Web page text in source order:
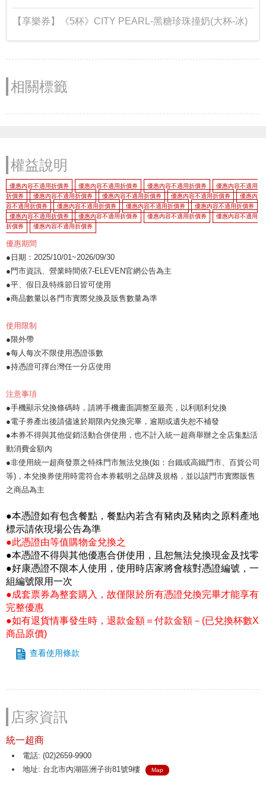
【享樂券】《5杯》CITY PEARL-黑糖珍珠撞奶(大杯-冰)
相關標籤
權益說明
優惠內容不適用折價券 優惠內容不適用折價券 優惠內容不適用折價券
優惠內容不適用
折價券
優惠內容不適用折價券 優惠內容不適用折價券 優惠內容不適用折價券
優惠內
容不適用折價券
優惠內容不適用折價券 優惠內容不適用折價券
優惠內容不適用折價券
優惠內容不適用折價券
優惠內容不適用折價券 優惠內容不適用折價券
優惠內容不適用
折價券
優惠內容不適用折價券
優惠期間
●日期：2025/10/01~2026/09/30
●門市資訊、營業時間依7-ELEVEN官網公告為主
●平、假日及特殊節日皆可使用
●商品數量以各門市實際兌換及販售數量為準
使用限制
●限外帶
●每人每次不限使用憑證張數
●持憑證可擇台灣任一分店使用
注意事項
●手機顯示兌換條碼時，請將手機畫面調整至最亮，以利順利兌換
●電子券產出後請儘速於期限內兌換完畢，逾期或遺失恕不補發
●本券不得與其他促銷活動合併使用，也不計入統一超商舉辦之全店集點活
動消費金額內
●非使用統一超商發票之特殊門市無法兌換(如：台鐵或高鐵門市、百貨公司
等)，本兌換券使用時需符合本券載明之品牌及規格，並以該門市實際販售
之商品為主
●本憑證如有包含餐點，餐點內若含有豬肉及豬肉之原料產地
標示請依現場公告為準
●此憑證由等值購物金兌換之
●本憑證不得與其他優惠合併使用，且恕無法兌換現金及找零
●好康憑證不限本人使用，使用時店家將會核對憑證編號，一
組編號限用一次
●成套票券為整套購入，故僅限於所有憑證兌換完畢才能享有
完整優惠
●如有退貨情事發生時，退款金額＝付款金額－(已兌換杯數X
商品原價)
查看使用條款
店家資訊
統一超商
電話: (02)2659-9900
地址: 台北市內湖區洲子街81號9樓
Map